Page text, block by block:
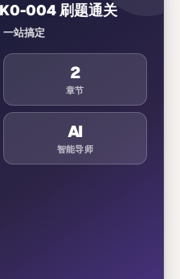
004 刷题通关
站搞定
2
章节
AI
智能导师